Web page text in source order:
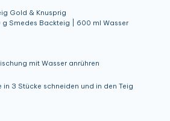
Gold & Knusprig
g Smedes Backteig | 600 ml Wasser
mit Wasser anrühren
in 3 Stücke schneiden und in den Teig